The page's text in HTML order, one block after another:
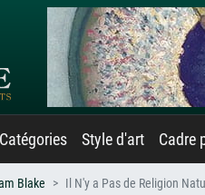
Catégories Style d'art Cadre
Blake Il N'y a Pas de Religion